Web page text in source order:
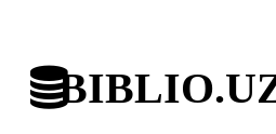
BIBLIO.UZ